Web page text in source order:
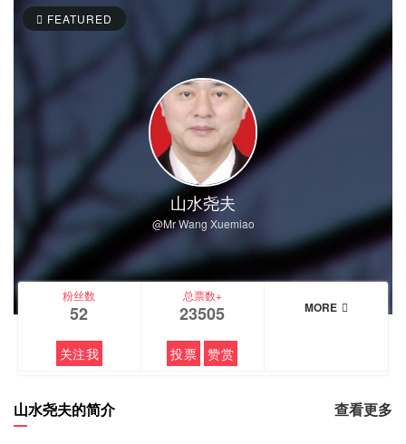
FEATURED
山水尧夫
@Mr Wang Xuemiao
粉丝数
52
关注我
总票数+
23505
投票 赞赏
MORE
山水尧夫的简介 查看更多